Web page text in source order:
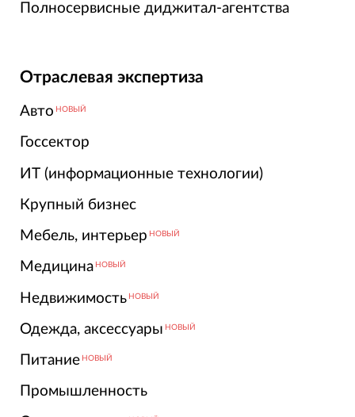
Полносервисные диджитал-агентства
Отраслевая экспертиза
Авто НОВЫЙ
Госсектор
ИТ (информационные технологии)
Крупный бизнес
Мебель, интерьер НОВЫЙ
Медицина НОВЫЙ
Недвижимость НОВЫЙ
Одежда, аксессуары НОВЫЙ
Питание НОВЫЙ
Промышленность